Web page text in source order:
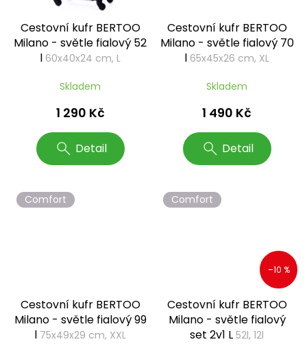
Cestovní kufr BERTOO
Milano - světle fialový 52
l 60x40x24 cm, L
Skladem
1 290 Kč
Detail
Cestovní kufr BERTOO
Milano - světle fialový 70
l 65x45x26 cm, XL
Skladem
1 490 Kč
Detail
Comfort
Cestovní kufr BERTOO
Milano - světle fialový 99
l 75x49x29 cm, XXL
Comfort
–10 %
Cestovní kufr BERTOO
Milano - světle fialový
set 2v1 L 52l, 12l